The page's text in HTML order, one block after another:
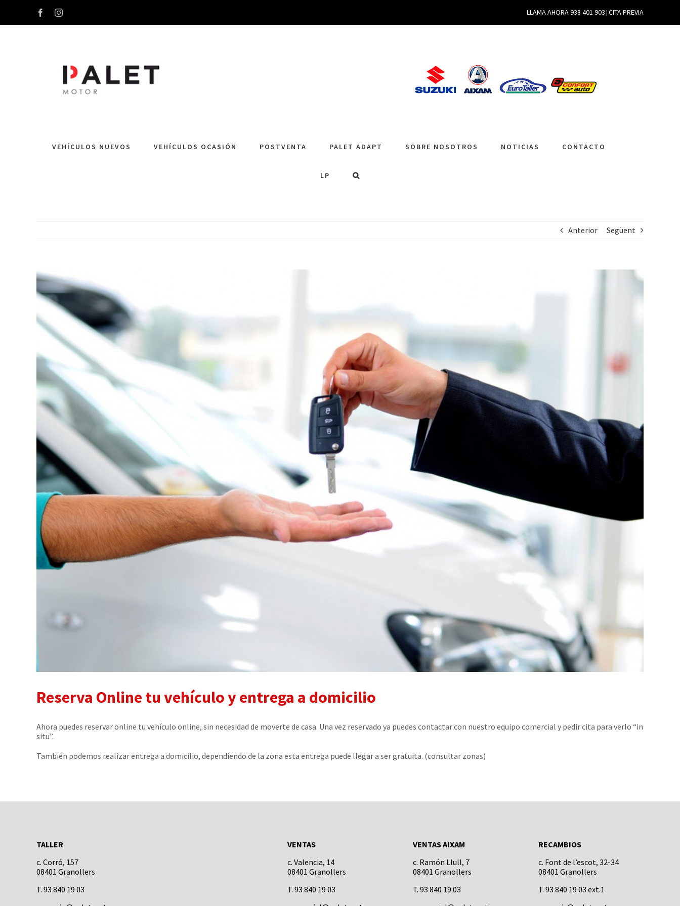
content
FacebookInstagram LLAMA AHORA938 401 903 | CITA PREVIA
VEHÍCULOS NUEVOS VEHÍCULOS OCASIÓN POSTVENTA PALET ADAPT SOBRE NOSOTROS NOTICIAS CONTACTO
LP
Anterior Següent
View
Larger
Image
Reserva Online tu vehículo y entrega a domicilio
Ahora puedes reservar online tu vehículo online, sin necesidad de moverte de casa. Una vez reservado ya puedes contactar con nuestro equipo comercial y pedir cita para verlo “in
situ”.
También podemos realizar entrega a domicilio, dependiendo de la zona esta entrega puede llegar a ser gratuita. (consultar zonas)
TALLER
c. Corró, 157
08401 Granollers
T. 93 840 19 03
VENTAS
c. Valencia, 14
08401 Granollers
T. 93 840 19 03
VENTAS AIXAM
c. Ramón Llull, 7
08401 Granollers
T. 93 840 19 03
RECAMBIOS
c. Font de l’escot, 32-34
08401 Granollers
T. 93 840 19 03 ext.1